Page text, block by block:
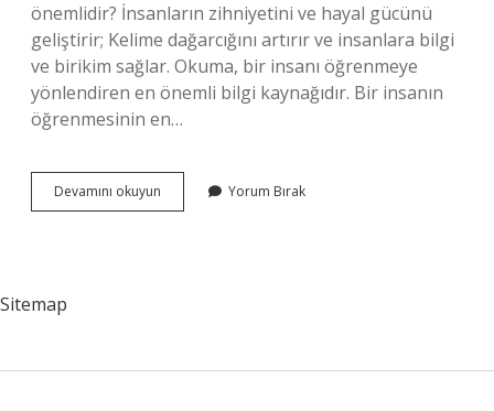
önemlidir? İnsanların zihniyetini ve hayal gücünü
geliştirir; Kelime dağarcığını artırır ve insanlara bilgi
ve birikim sağlar. Okuma, bir insanı öğrenmeye
yönlendiren en önemli bilgi kaynağıdır. Bir insanın
öğrenmesinin en…
Devamını okuyun Öğrenmek
Neden
Yorum Bırak
Sitemap